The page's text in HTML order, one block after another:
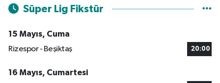
Süper Lig Fikstür
15 Mayıs, Cuma
Rizespor - Beşiktaş
20:00
16 Mayıs, Cumartesi